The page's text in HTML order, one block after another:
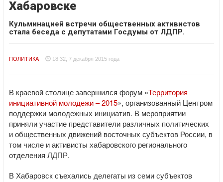
Хабаровске
Кульминацией встречи общественных активистов
стала беседа с депутатами Госдумы от ЛДПР.
ПОЛИТИКА 18:32, 7 декабря 2015 года
В краевой столице завершился форум «Территория
инициативной молодежи – 2015», организованный Центром
поддержки молодежных инициатив. В мероприятии
приняли участие представители различных политических
и общественных движений восточных субъектов России, в
том числе и активисты хабаровского регионального
отделения ЛДПР.
В Хабаровск съехались делегаты из семи субъектов